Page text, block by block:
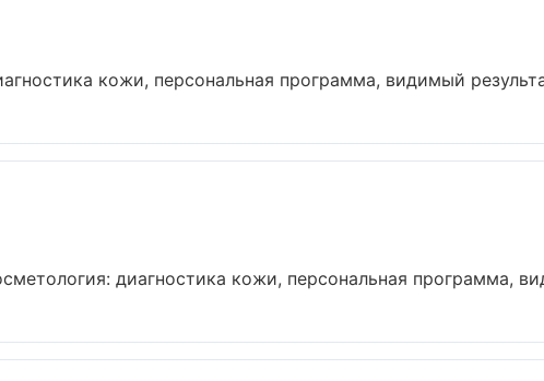
кожи, персональная программа, видимый
диагностика кожи, персональная программа,